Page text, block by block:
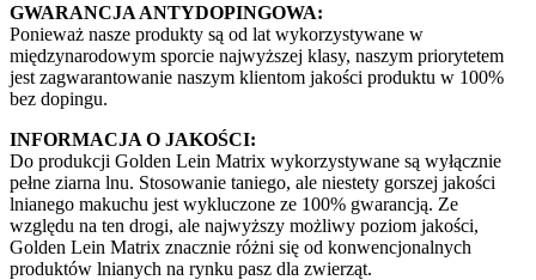
GWARANCJA ANTYDOPINGOWA:
Ponieważ nasze produkty są od lat wykorzystywane w
międzynarodowym sporcie najwyższej klasy, naszym priorytetem
jest zagwarantowanie naszym klientom jakości produktu w 100%
bez dopingu.
INFORMACJA O JAKOŚCI:
Do produkcji Golden Lein Matrix wykorzystywane są wyłącznie
pełne ziarna lnu. Stosowanie taniego, ale niestety gorszej jakości
lnianego makuchu jest wykluczone ze 100% gwarancją. Ze
względu na ten drogi, ale najwyższy możliwy poziom jakości,
Golden Lein Matrix znacznie różni się od konwencjonalnych
produktów lnianych na rynku pasz dla zwierząt.